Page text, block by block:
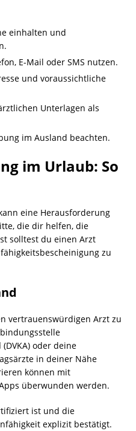
einhalten und
E-Mail oder SMS nutzen.
und voraussichtliche
Unterlagen als
im Ausland beachten.
im Urlaub: So
eine Herausforderung
die dir helfen, die
solltest du einen Arzt
zu
vertrauenswürdigen Arzt zu
oder deine
in deiner Nähe
können mit
überwunden werden.
ist und die
explizit bestätigt.